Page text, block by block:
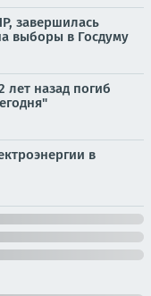
завершилась
выборы в Госдуму
лет назад погиб
в